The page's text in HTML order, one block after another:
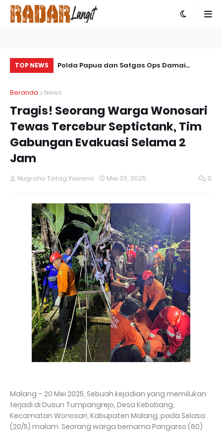
TOP NEWS
300
Polda Papua dan Satgas Ops Damai
Penembakan Warga Sipil di Yalimo
Beranda
News
Tragis! Seorang Warga Wonosari
Tewas Tercebur Septictank, Tim
Gabungan Evakuasi Selama 2
Jam
Nugroho Tatag Yuwono Mei 20, 2025 0
Malang – 20 Mei 2025, Sebuah kejadian yang memilukan
terjadi di Dusun Tumpangrejo, Desa Kebobang,
Kecamatan Wonosari, Kabupaten Malang, pada Selasa
(20/5) malam. Seorang warga bernama Pangarso (60)